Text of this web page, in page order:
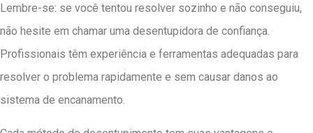
Lembre-se: se você tentou resolver sozinho e não conseguiu,
não hesite em chamar uma desentupidora de confiança.
Profissionais têm experiência e ferramentas adequadas para
resolver o problema rapidamente e sem causar danos ao
sistema de encanamento.